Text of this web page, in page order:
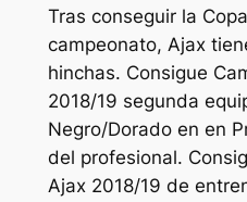
Tras conseguir la
campeonato, Ajax
hinchas. Consigue
2018/19 segunda
Negro/Dorado en en
del profesional.
Ajax 2018/19 de